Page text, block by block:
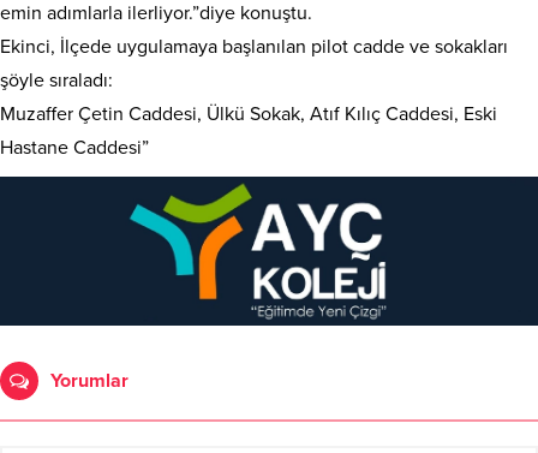
emin adımlarla ilerliyor.”diye konuştu.
Ekinci, İlçede uygulamaya başlanılan pilot cadde ve sokakları
şöyle sıraladı:
Muzaffer Çetin Caddesi, Ülkü Sokak, Atıf Kılıç Caddesi, Eski
Hastane Caddesi”
Yorumlar